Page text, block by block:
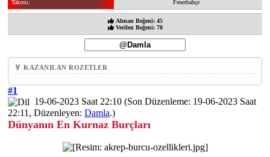
Takımı: Fenerbahçe
Alınan Beğeni: 45
Verilen Beğeni: 78
🏅 KAZANILAN ROZETLER
#1
19-06-2023 Saat 22:10 (Son Düzenleme: 19-06-2023 Saat
22:11, Düzenleyen: Damla.)
Dünyanın En Kurnaz Burçları